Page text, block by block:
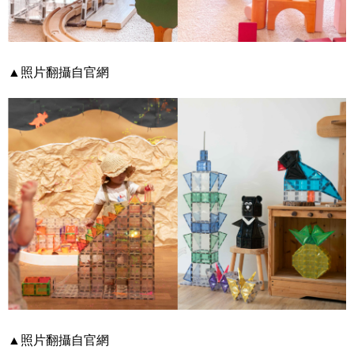
▲照片翻攝自官網
▲照片翻攝自官網